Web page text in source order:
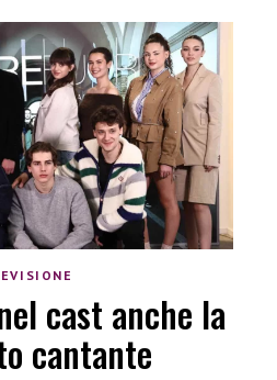
cast anche la
cantante